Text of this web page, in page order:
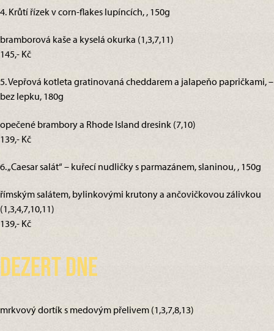
4. Krůtí řízek v corn-flakes lupíncích, , 150g
bramborová kaše a kyselá okurka (1,3,7,11)
145,- Kč
5. Vepřová kotleta gratinovaná cheddarem a jalapeňo papričkami, –
bez lepku, 180g
opečené brambory a Rhode Island dresink (7,10)
139,- Kč
6. „Caesar salát“ – kuřecí nudličky s parmazánem, slaninou, , 150g
římským salátem, bylinkovými krutony a ančovičkovou zálivkou
(1,3,4,7,10,11)
139,- Kč
Dezert dne
mrkvový dortík s medovým přelivem (1,3,7,8,13)